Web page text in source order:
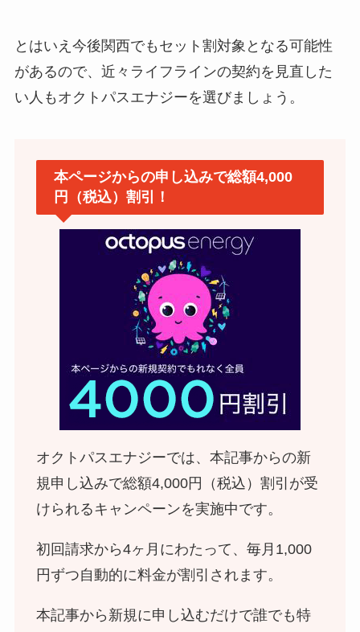
とはいえ今後関西でもセット割対象となる可能性
があるので、近々ライフラインの契約を見直した
い人もオクトパスエナジーを選びましょう。
本ページからの申し込みで総額4,000
円（税込）割引！
オクトパスエナジーでは、本記事からの新
規申し込みで総額4,000円（税込）割引が受
けられるキャンペーンを実施中です。
初回請求から4ヶ月にわたって、毎月1,000
円ずつ自動的に料金が割引されます。
本記事から新規に申し込むだけで誰でも特